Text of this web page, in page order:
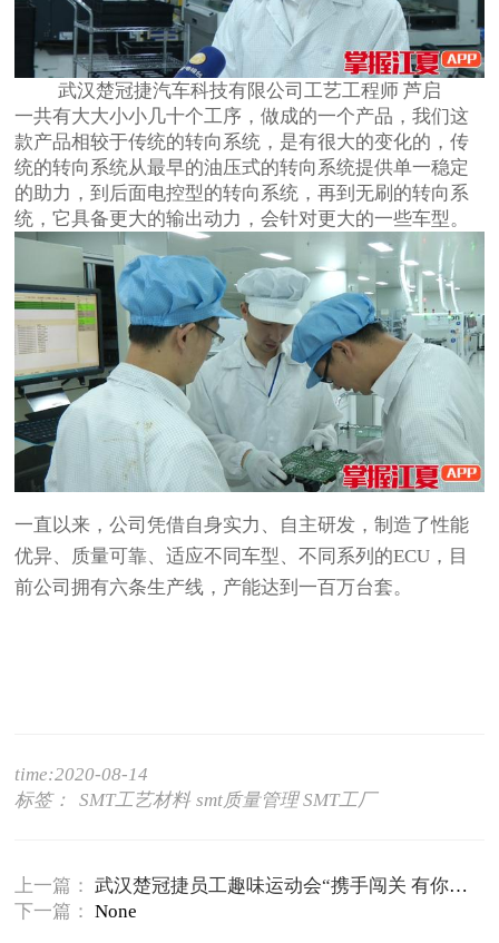
武汉楚冠捷汽车科技有限公司工艺工程师 芦启
一共有大大小小几十个工序，做成的一个产品，我们这
款产品相较于传统的转向系统，是有很大的变化的，传
统的转向系统从最早的油压式的转向系统提供单一稳定
的助力，到后面电控型的转向系统，再到无刷的转向系
统，它具备更大的输出动力，会针对更大的一些车型。
一直以来，公司凭借自身实力、自主研发，制造了性能
优异、质量可靠、适应不同车型、不同系列的ECU，目
前公司拥有六条生产线，产能达到一百万台套。
time:2020-08-14
标签：
SMT工艺材料 smt质量管理 SMT工厂
上一篇：
武汉楚冠捷员工趣味运动会“携手闯关 有你同行”
下一篇： None